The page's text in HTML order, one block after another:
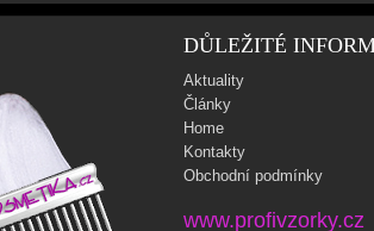
DŮLEŽITÉ
Aktuality
Články
Home
Kontakty
Obchodní podmínky
www.profivzorky.cz